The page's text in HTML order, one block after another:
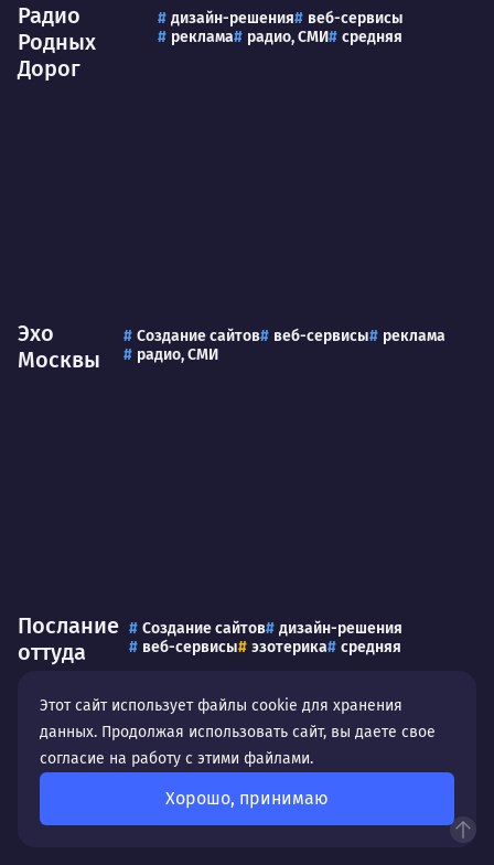
Радио
Родных
Дорог
дизайн-решения
веб-сервисы
реклама
радио, СМИ средняя
Эхо
Москвы
Создание сайтов веб-сервисы
реклама
радио, СМИ
Послание
оттуда
Создание сайтов
дизайн-решения
веб-сервисы
эзотерика средняя
Этот сайт использует файлы cookie для хранения
данных. Продолжая использовать сайт, вы даете свое
согласие на работу с этими файлами.
Хорошо, принимаю